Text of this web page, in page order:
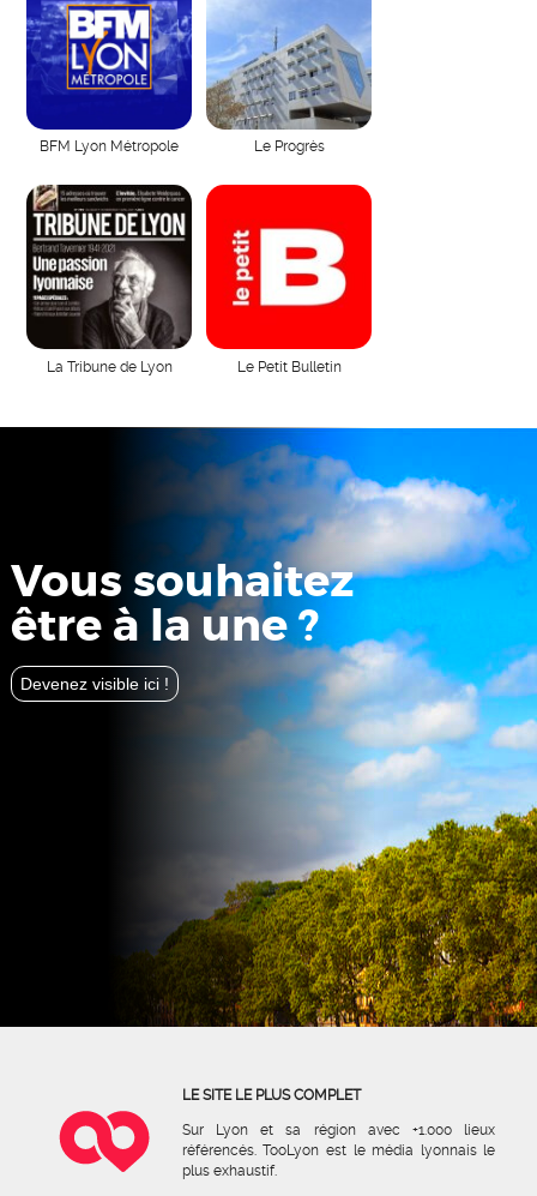
BFM Lyon Métropole Le Progrès
La Tribune de Lyon Le Petit Bulletin
Vous souhaitez
être à la une ?
Devenez visible ici !
LE SITE LE PLUS COMPLET
Sur Lyon et sa région avec +1.000 lieux
référencés. TooLyon est le média lyonnais le
plus exhaustif.